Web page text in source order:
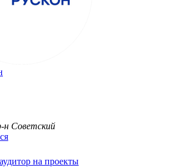
н Советский
на проекты